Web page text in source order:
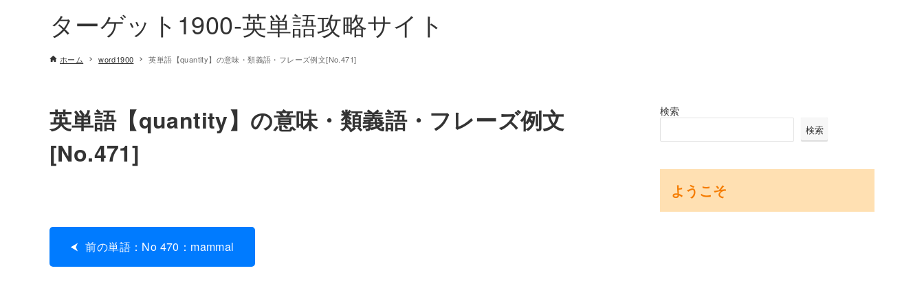
ターゲット1900-英単語攻略サイト
ホーム word1900 英単語【quantity】の意味・類義語・フレーズ例文[No.471]
英単語【quantity】の意味・類義語・フレーズ例文
[No.471]
前の単語：No 470：mammal
検索
検索
ようこそ